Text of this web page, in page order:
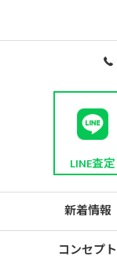
LINE査定
新着情報
コンセプト